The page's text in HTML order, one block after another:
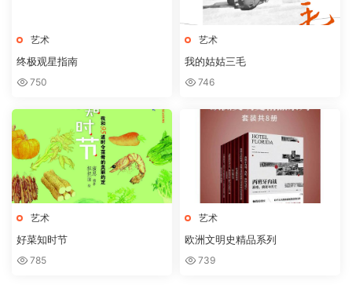
艺术
终极观星指南
750
艺术
我的姑姑三毛
746
艺术
好菜知时节
785
艺术
欧洲文明史精品系列
739